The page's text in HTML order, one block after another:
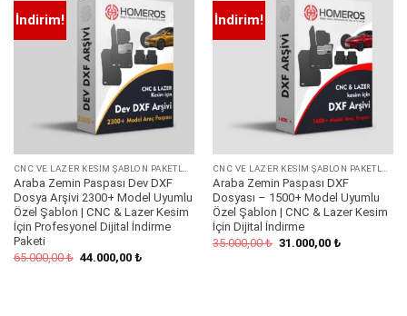
İndirim!
CNC VE LAZER KESIM ŞABLON PAKETLERI
Araba Zemin Paspası Dev DXF
Dosya Arşivi 2300+ Model Uyumlu
Özel Şablon | CNC & Lazer Kesim
İçin Profesyonel Dijital İndirme
Paketi
65.000,00₺ Orijinal
44.000,00 ₺Şu
İndirim!
CNC VE LAZER KESIM ŞABLON PAKETLERI
Araba Zemin Paspası DXF
Dosyası – 1500+ Model Uyumlu
Özel Şablon | CNC & Lazer Kesim
İçin Dijital İndirme
35.000,00₺ Orijinal
31.000,00 ₺Şu